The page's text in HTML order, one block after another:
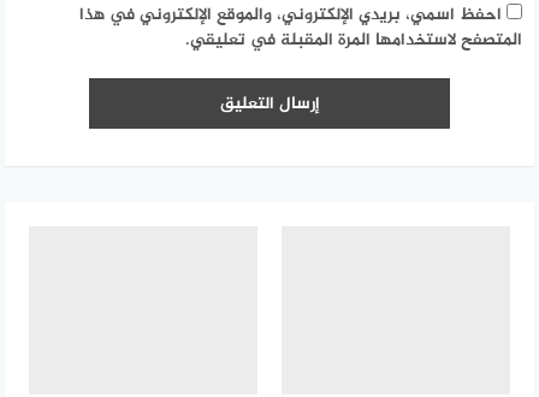
احفظ اسمي، بريدي الإلكتروني، والموقع الإلكتروني في هذا
المتصفح لاستخدامها المرة المقبلة في تعليقي.